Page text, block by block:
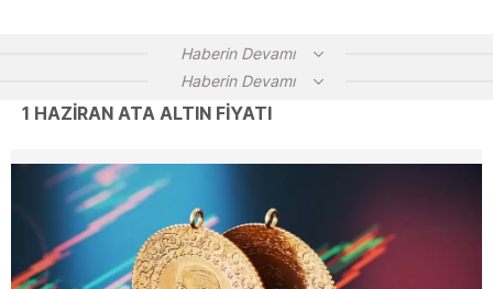
Haberin Devamı
Haberin Devamı
1 HAZİRAN ATA ALTIN FİYATI